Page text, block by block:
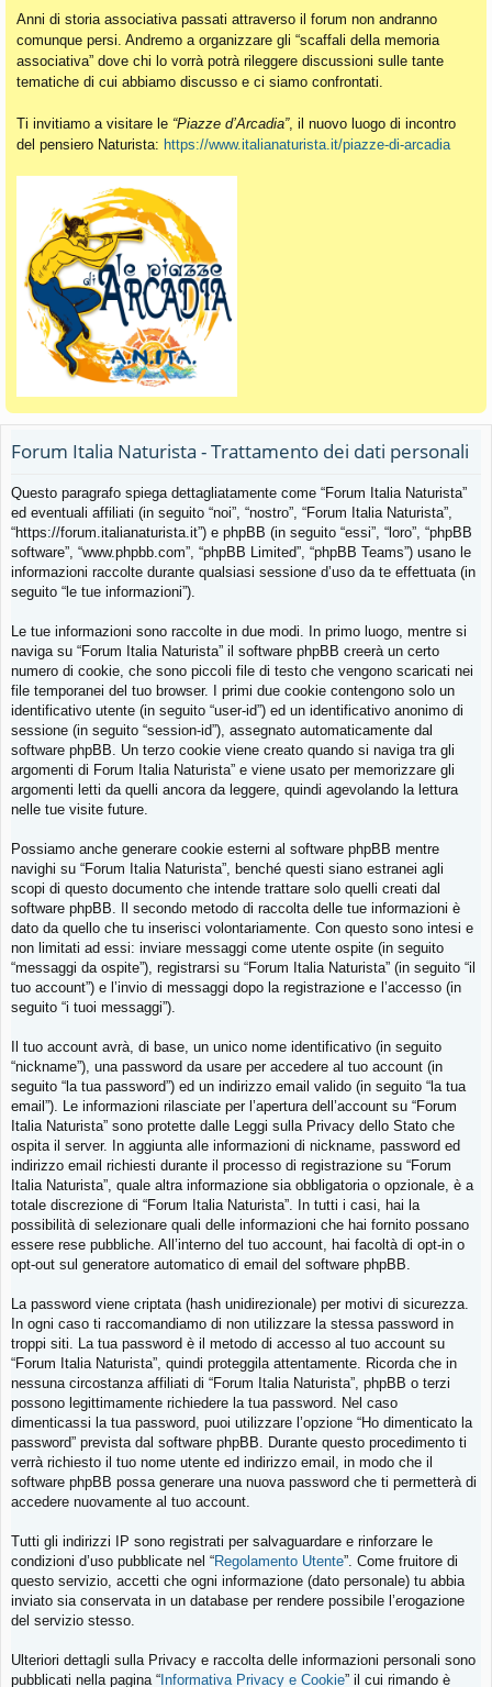
Anni di storia associativa passati attraverso il forum non andranno
comunque persi. Andremo a organizzare gli “scaffali della memoria
associativa” dove chi lo vorrà potrà rileggere discussioni sulle tante
tematiche di cui abbiamo discusso e ci siamo confrontati.
Ti invitiamo a visitare le “Piazze d’Arcadia”, il nuovo luogo di incontro
del pensiero Naturista: https://www.italianaturista.it/piazze-di-arcadia
Forum Italia Naturista - Trattamento dei dati personali
Questo paragrafo spiega dettagliatamente come “Forum Italia Naturista”
ed eventuali affiliati (in seguito “noi”, “nostro”, “Forum Italia Naturista”,
“https://forum.italianaturista.it”) e phpBB (in seguito “essi”, “loro”, “phpBB
software”, “www.phpbb.com”, “phpBB Limited”, “phpBB Teams”) usano le
informazioni raccolte durante qualsiasi sessione d’uso da te effettuata (in
seguito “le tue informazioni”).
Le tue informazioni sono raccolte in due modi. In primo luogo, mentre si
naviga su “Forum Italia Naturista” il software phpBB creerà un certo
numero di cookie, che sono piccoli file di testo che vengono scaricati nei
file temporanei del tuo browser. I primi due cookie contengono solo un
identificativo utente (in seguito “user-id”) ed un identificativo anonimo di
sessione (in seguito “session-id”), assegnato automaticamente dal
software phpBB. Un terzo cookie viene creato quando si naviga tra gli
argomenti di Forum Italia Naturista” e viene usato per memorizzare gli
argomenti letti da quelli ancora da leggere, quindi agevolando la lettura
nelle tue visite future.
Possiamo anche generare cookie esterni al software phpBB mentre
navighi su “Forum Italia Naturista”, benché questi siano estranei agli
scopi di questo documento che intende trattare solo quelli creati dal
software phpBB. Il secondo metodo di raccolta delle tue informazioni è
dato da quello che tu inserisci volontariamente. Con questo sono intesi e
non limitati ad essi: inviare messaggi come utente ospite (in seguito
“messaggi da ospite”), registrarsi su “Forum Italia Naturista” (in seguito “il
tuo account”) e l’invio di messaggi dopo la registrazione e l’accesso (in
seguito “i tuoi messaggi”).
Il tuo account avrà, di base, un unico nome identificativo (in seguito
“nickname”), una password da usare per accedere al tuo account (in
seguito “la tua password”) ed un indirizzo email valido (in seguito “la tua
email”). Le informazioni rilasciate per l’apertura dell’account su “Forum
Italia Naturista” sono protette dalle Leggi sulla Privacy dello Stato che
ospita il server. In aggiunta alle informazioni di nickname, password ed
indirizzo email richiesti durante il processo di registrazione su “Forum
Italia Naturista”, quale altra informazione sia obbligatoria o opzionale, è a
totale discrezione di “Forum Italia Naturista”. In tutti i casi, hai la
possibilità di selezionare quali delle informazioni che hai fornito possano
essere rese pubbliche. All’interno del tuo account, hai facoltà di opt-in o
opt-out sul generatore automatico di email del software phpBB.
La password viene criptata (hash unidirezionale) per motivi di sicurezza.
In ogni caso ti raccomandiamo di non utilizzare la stessa password in
troppi siti. La tua password è il metodo di accesso al tuo account su
“Forum Italia Naturista”, quindi proteggila attentamente. Ricorda che in
nessuna circostanza affiliati di “Forum Italia Naturista”, phpBB o terzi
possono legittimamente richiedere la tua password. Nel caso
dimenticassi la tua password, puoi utilizzare l’opzione “Ho dimenticato la
password” prevista dal software phpBB. Durante questo procedimento ti
verrà richiesto il tuo nome utente ed indirizzo email, in modo che il
software phpBB possa generare una nuova password che ti permetterà di
accedere nuovamente al tuo account.
Tutti gli indirizzi IP sono registrati per salvaguardare e rinforzare le
condizioni d’uso pubblicate nel “Regolamento Utente”. Come fruitore di
questo servizio, accetti che ogni informazione (dato personale) tu abbia
inviato sia conservata in un database per rendere possibile l’erogazione
del servizio stesso.
Ulteriori dettagli sulla Privacy e raccolta delle informazioni personali sono
pubblicati nella pagina “ Informativa Privacy e Cookie” il cui rimando è